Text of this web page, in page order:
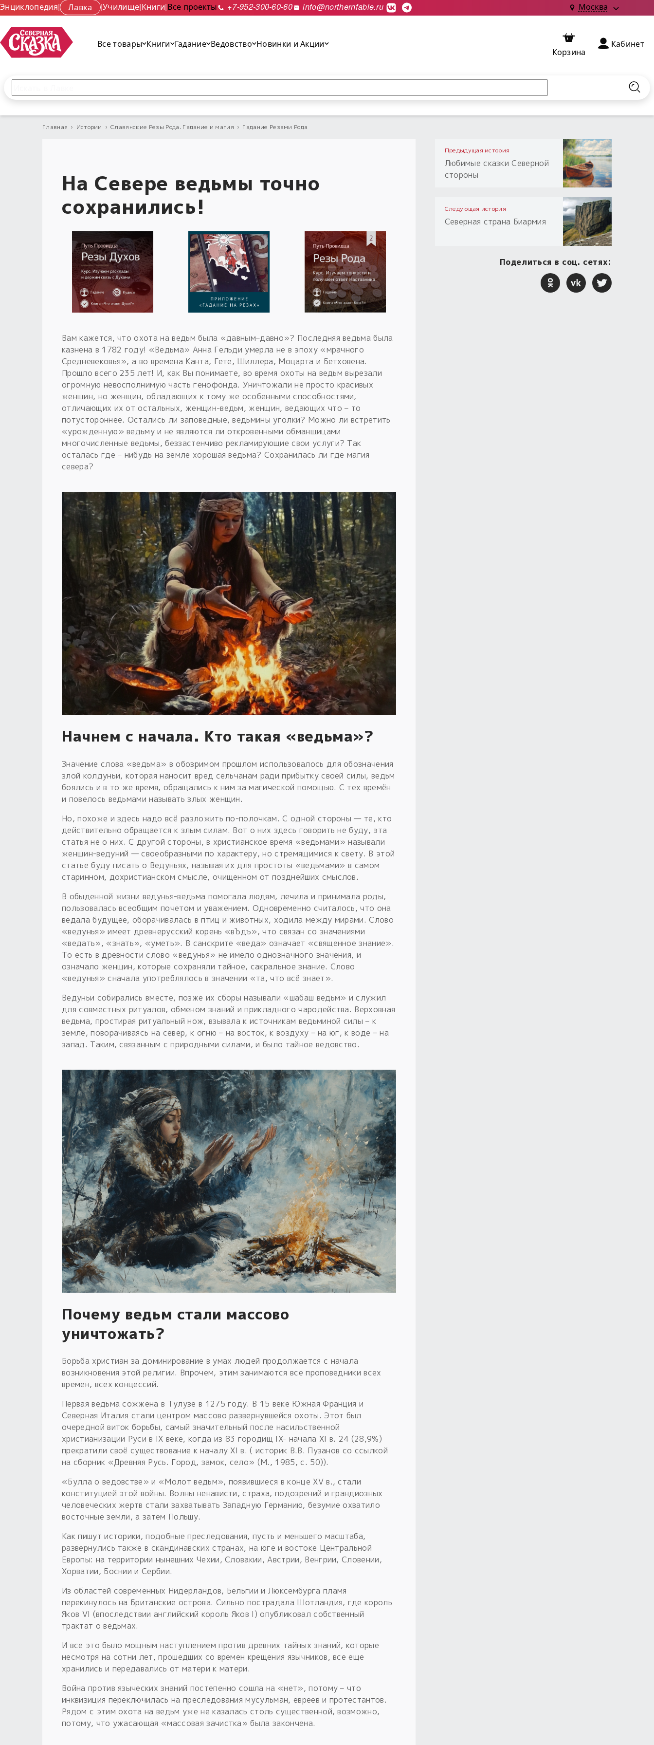
Энциклопедия| Лавка |Училище|Книги|Все проекты +7-952-300-60-60 info@northernfable.ru Москва
Все товары Книги Гадание Ведовство Новинки и Акции
Корзина
Кабинет
Главная › Истории › Славянские Резы Рода. Гадание и магия › Гадание Резами Рода
На Севере ведьмы точно
сохранились!
Вам кажется, что охота на ведьм была «давным–давно»? Последняя ведьма была
казнена в 1782 году! «Ведьма» Анна Гельди умерла не в эпоху «мрачного
Средневековья», а во времена Канта, Гете, Шиллера, Моцарта и Бетховена.
Прошло всего 235 лет! И, как Вы понимаете, во время охоты на ведьм вырезали
огромную невосполнимую часть генофонда. Уничтожали не просто красивых
женщин, но женщин, обладающих к тому же особенными способностями,
отличающих их от остальных, женщин-ведьм, женщин, ведающих что – то
потустороннее. Остались ли заповедные, ведьмины уголки? Можно ли встретить
«урожденную» ведьму и не являются ли откровенными обманщицами
многочисленные ведьмы, беззастенчиво рекламирующие свои услуги? Так
осталась где – нибудь на земле хорошая ведьма? Сохранилась ли где магия
севера?
Начнем с начала. Кто такая «ведьма»?
Значение слова «ведьма» в обозримом прошлом использовалось для обозначения
злой колдуньи, которая наносит вред сельчанам ради прибытку своей силы, ведьм
боялись и в то же время, обращались к ним за магической помощью. С тех времён
и повелось ведьмами называть злых женщин.
Но, похоже и здесь надо всё разложить по-полочкам. С одной стороны — те, кто
действительно обращается к злым силам. Вот о них здесь говорить не буду, эта
статья не о них. С другой стороны, в христианское время «ведьмами» называли
женщин-ведуний — своеобразными по характеру, но стремящимися к свету. В этой
статье буду писать о Ведуньях, называя их для простоты «ведьмами» в самом
старинном, дохристианском смысле, очищенном от позднейших смыслов.
В обыденной жизни ведунья-ведьма помогала людям, лечила и принимала роды,
пользовалась всеобщим почетом и уважением. Одновременно считалось, что она
ведала будущее, оборачивалась в птиц и животных, ходила между мирами. Слово
«ведунья» имеет древнерусский корень «вЪдъ», что связан со значениями
«ведать», «знать», «уметь». В санскрите «веда» означает «священное знание».
То есть в древности слово «ведунья» не имело однозначного значения, и
означало женщин, которые сохраняли тайное, сакральное знание. Слово
«ведунья» сначала употреблялось в значении «та, что всё знает».
Ведуньи собирались вместе, позже их сборы называли «шабаш ведьм» и служил
для совместных ритуалов, обменом знаний и прикладного чародейства. Верховная
ведьма, простирая ритуальный нож, взывала к источникам ведьминой силы – к
земле, поворачиваясь на север, к огню – на восток, к воздуху – на юг, к воде – на
запад. Таким, связанным с природными силами, и было тайное ведовство.
Почему ведьм стали массово
уничтожать?
Борьба христиан за доминирование в умах людей продолжается с начала
возникновения этой религии. Впрочем, этим занимаются все проповедники всех
времен, всех концессий.
Первая ведьма сожжена в Тулузе в 1275 году. В 15 веке Южная Франция и
Северная Италия стали центром массово развернувшейся охоты. Этот был
очередной виток борьбы, самый значительный после насильственной
христианизации Руси в IX веке, когда из 83 городищ IX- начала XI в. 24 (28,9%)
прекратили своё существование к началу XI в. ( историк В.В. Пузанов со ссылкой
на сборник «Древняя Русь. Город, замок, село» (М., 1985, с. 50)).
«Булла о ведовстве» и «Молот ведьм», появившиеся в конце XV в., стали
конституцией этой войны. Волны ненависти, страха, подозрений и грандиозных
человеческих жертв стали захватывать Западную Германию, безумие охватило
восточные земли, а затем Польшу.
Как пишут историки, подобные преследования, пусть и меньшего масштаба,
развернулись также в скандинавских странах, на юге и востоке Центральной
Европы: на территории нынешних Чехии, Словакии, Австрии, Венгрии, Словении,
Хорватии, Боснии и Сербии.
Из областей современных Нидерландов, Бельгии и Люксембурга пламя
перекинулось на Британские острова. Сильно пострадала Шотландия, где король
Яков VI (впоследствии английский король Яков I) опубликовал собственный
трактат о ведьмах.
И все это было мощным наступлением против древних тайных знаний, которые
несмотря на сотни лет, прошедших со времен крещения язычников, все еще
хранились и передавались от матери к матери.
Война против языческих знаний постепенно сошла на «нет», потому – что
инквизиция переключилась на преследования мусульман, евреев и протестантов.
Рядом с этим охота на ведьм уже не казалась столь существенной, возможно,
потому, что ужасающая «массовая зачистка» была закончена.
Предыдущая история
Любимые сказки Северной
стороны
Следующая история
Северная страна Биармия
Поделиться в соц. сетях: